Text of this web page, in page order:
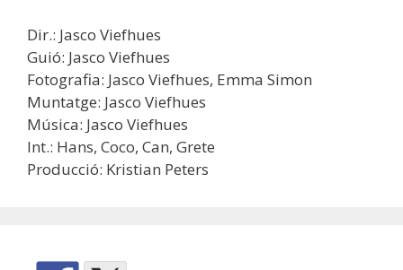
Dir.: Jasco Viefhues
Guió: Jasco Viefhues
Fotografia: Jasco Viefhues, Emma Simon
Muntatge: Jasco Viefhues
Música: Jasco Viefhues
Int.: Hans, Coco, Can, Grete
Producció: Kristian Peters